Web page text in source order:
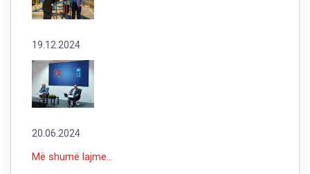
19.12.2024
20.06.2024
Më shumë lajme...